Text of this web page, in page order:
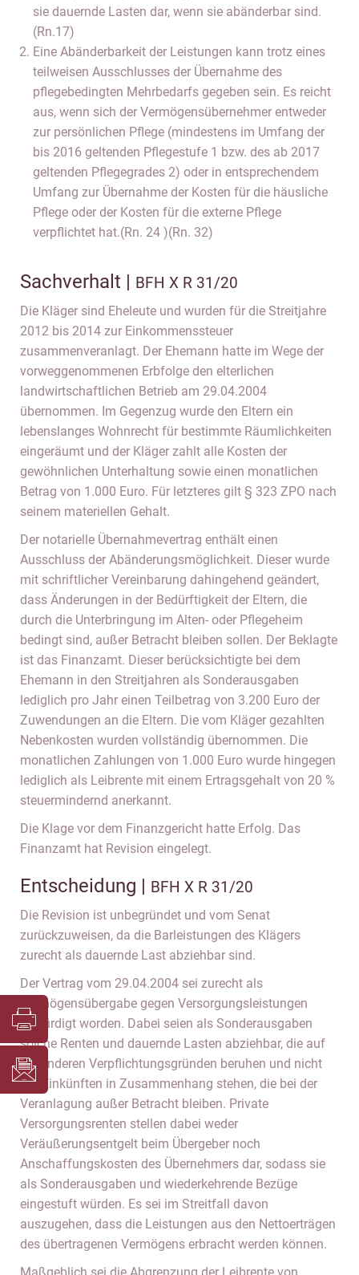
sie dauernde Lasten dar, wenn sie abänderbar sind.
(Rn.17)
Eine Abänderbarkeit der Leistungen kann trotz eines
teilweisen Ausschlusses der Übernahme des
pflegebedingten Mehrbedarfs gegeben sein. Es reicht
aus, wenn sich der Vermögensübernehmer entweder
zur persönlichen Pflege (mindestens im Umfang der
bis 2016 geltenden Pflegestufe 1 bzw. des ab 2017
geltenden Pflegegrades 2) oder in entsprechendem
Umfang zur Übernahme der Kosten für die häusliche
Pflege oder der Kosten für die externe Pflege
verpflichtet hat.(Rn. 24 )(Rn. 32)
Sachverhalt | BFH X R 31/20
Die Kläger sind Eheleute und wurden für die Streitjahre
2012 bis 2014 zur Einkommenssteuer
zusammenveranlagt. Der Ehemann hatte im Wege der
vorweggenommenen Erbfolge den elterlichen
landwirtschaftlichen Betrieb am 29.04.2004
übernommen. Im Gegenzug wurde den Eltern ein
lebenslanges Wohnrecht für bestimmte Räumlichkeiten
eingeräumt und der Kläger zahlt alle Kosten der
gewöhnlichen Unterhaltung sowie einen monatlichen
Betrag von 1.000 Euro. Für letzteres gilt § 323 ZPO nach
seinem materiellen Gehalt.
Der notarielle Übernahmevertrag enthält einen
Ausschluss der Abänderungsmöglichkeit. Dieser wurde
mit schriftlicher Vereinbarung dahingehend geändert,
dass Änderungen in der Bedürftigkeit der Eltern, die
durch die Unterbringung im Alten- oder Pflegeheim
bedingt sind, außer Betracht bleiben sollen. Der Beklagte
ist das Finanzamt. Dieser berücksichtigte bei dem
Ehemann in den Streitjahren als Sonderausgaben
lediglich pro Jahr einen Teilbetrag von 3.200 Euro der
Zuwendungen an die Eltern. Die vom Kläger gezahlten
Nebenkosten wurden vollständig übernommen. Die
monatlichen Zahlungen von 1.000 Euro wurde hingegen
lediglich als Leibrente mit einem Ertragsgehalt von 20 %
steuermindernd anerkannt.
Die Klage vor dem Finanzgericht hatte Erfolg. Das
Finanzamt hat Revision eingelegt.
Entscheidung | BFH X R 31/20
Die Revision ist unbegründet und vom Senat
zurückzuweisen, da die Barleistungen des Klägers
zurecht als dauernde Last abziehbar sind.
Der Vertrag vom 29.04.2004 sei zurecht als
Vermögensübergabe gegen Versorgungsleistungen
gewürdigt worden. Dabei seien als Sonderausgaben
solche Renten und dauernde Lasten abziehbar, die auf
besonderen Verpflichtungsgründen beruhen und nicht
mit Einkünften in Zusammenhang stehen, die bei der
Veranlagung außer Betracht bleiben. Private
Versorgungsrenten stellen dabei weder
Veräußerungsentgelt beim Übergeber noch
Anschaffungskosten des Übernehmers dar, sodass sie
als Sonderausgaben und wiederkehrende Bezüge
eingestuft würden. Es sei im Streitfall davon
auszugehen, dass die Leistungen aus den Nettoerträgen
des übertragenen Vermögens erbracht werden können.